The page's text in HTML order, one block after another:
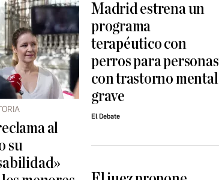
al
su
Madrid estrena un
programa
terapéutico con
perros para personas
con trastorno mental
grave
El Debate